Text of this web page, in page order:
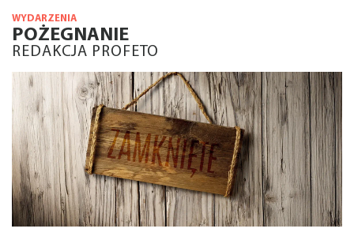
WYDARZENIA
POŻEGNANIE
REDAKCJA PROFETO